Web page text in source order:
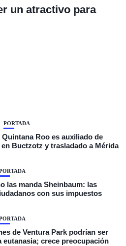
un atractivo para
PORTADA
Roo es auxiliado de
Buctzotz y trasladado a Mérida
las manda Sheinbaum: las
con sus impuestos
de Ventura Park podrían ser
eutanasia; crece preocupación